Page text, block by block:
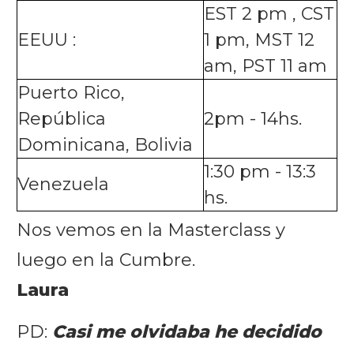
EEUU :
EST 2 pm , CST
1 pm, MST 12
am, PST 11 am
Puerto Rico,
República
Dominicana, Bolivia
2pm - 14hs.
Venezuela
1:30 pm - 13:3
hs.
Nos vemos en la Masterclass y
luego en la Cumbre.
Laura
PD: Casi me olvidaba he decidido